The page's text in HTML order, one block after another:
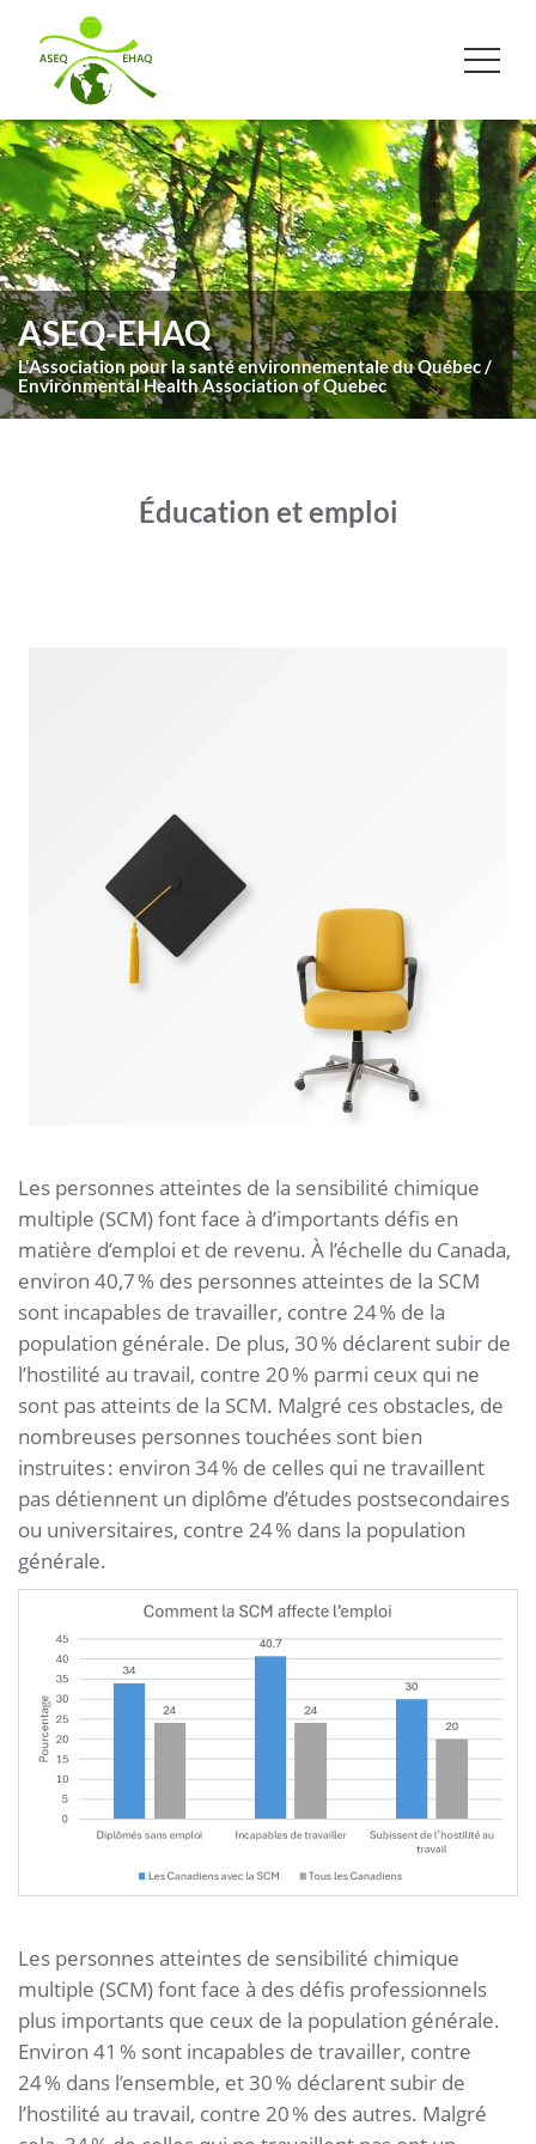
ASEQ-EHAQ
L'Association pour la santé environnementale du Québec /
Environmental Health Association of Quebec
Éducation et emploi
Les personnes atteintes de la sensibilité chimique
multiple (SCM) font face à d’importants défis en
matière d’emploi et de revenu. À l’échelle du Canada,
environ 40,7 % des personnes atteintes de la SCM
sont incapables de travailler, contre 24 % de la
population générale. De plus, 30 % déclarent subir de
l’hostilité au travail, contre 20 % parmi ceux qui ne
sont pas atteints de la SCM. Malgré ces obstacles, de
nombreuses personnes touchées sont bien
instruites : environ 34 % de celles qui ne travaillent
pas détiennent un diplôme d’études postsecondaires
ou universitaires, contre 24 % dans la population
générale.
Les personnes atteintes de sensibilité chimique
multiple (SCM) font face à des défis professionnels
plus importants que ceux de la population générale.
Environ 41 % sont incapables de travailler, contre
24 % dans l’ensemble, et 30 % déclarent subir de
l’hostilité au travail, contre 20 % des autres. Malgré